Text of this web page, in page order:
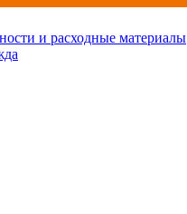
и расходные материалы